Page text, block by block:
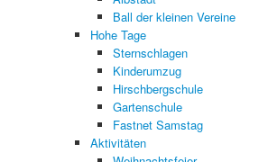
Ball der kleinen Vereine
Hohe Tage
Sternschlagen
Kinderumzug
Hirschbergschule
Gartenschule
Fastnet Samstag
Aktivitäten